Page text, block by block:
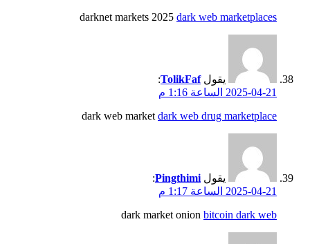
darknet markets 2025dark web marketplaces
يقول TolikFaf
:
2025-04-21 الساعة 1:16 م
dark web marketdark web drug marketplace
يقول Pingthimi
:
2025-04-21 الساعة 1:17 م
dark market onionbitcoin dark web